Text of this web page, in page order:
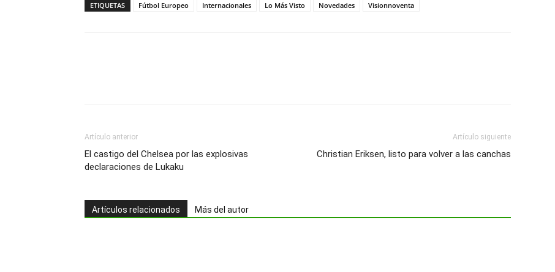
ETIQUETAS Fútbol Europeo Internacionales Lo Más Visto Novedades Visionnoventa
Artículo anterior
El castigo del Chelsea por las explosivas
declaraciones de Lukaku
Artículo siguiente
Christian Eriksen, listo para volver a las canchas
Artículos relacionados Más del autor